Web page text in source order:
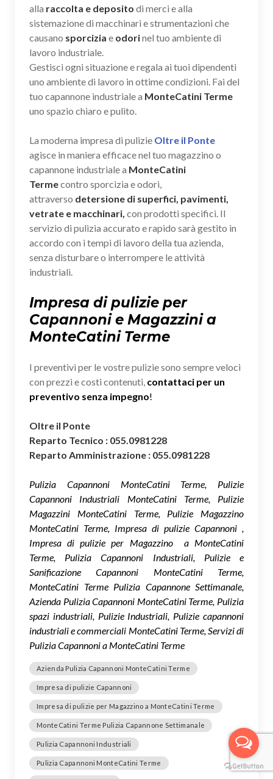
alla raccolta e deposito di merci e alla
sistemazione di macchinari e strumentazioni che
causano sporcizia e odorinel tuo ambiente di
lavoro industriale.
Gestisci ogni situazione e regala ai tuoi dipendenti
uno ambiente di lavoro in ottime condizioni. Fai del
tuo capannone industriale a MonteCatini Terme
uno spazio chiaro e pulito.
La moderna impresa di pulizie Oltre il Ponte
agisce in maniera efficace nel tuo magazzino o
capannone industriale a MonteCatini
Termecontro sporcizia e odori,
attraverso detersione di superfici, pavimenti,
vetrate e macchinari, con prodotti specifici. Il
servizio di pulizia accurato e rapido sarà gestito in
accordo con i tempi di lavoro della tua azienda,
senza disturbare o interrompere le attività
industriali.
Impresa di pulizie per
Capannoni e Magazzini a
MonteCatini Terme
I preventivi per le vostre pulizie sono sempre veloci
con prezzi e costi contenuti, contattaci per un
preventivo senza impegno!
Oltre il Ponte
Reparto Tecnico : 055.0981228
Reparto Amministrazione : 055.0981228
Pulizia Capannoni MonteCatini Terme, Pulizie
Capannoni Industriali MonteCatini Terme, Pulizie
Magazzini MonteCatini Terme, Pulizie Magazzino
MonteCatini Terme, Impresa di pulizie Capannoni ,
Impresa di pulizie per Magazzino a MonteCatini
Terme, Pulizia Capannoni Industriali, Pulizie e
Sanificazione Capannoni MonteCatini Terme,
MonteCatini Terme Pulizia Capannone Settimanale,
Azienda Pulizia Capannoni MonteCatini Terme, Pulizia
spazi industriali, Pulizie Industriali, Pulizie capannoni
industriali e commerciali MonteCatini Terme, Servizi di
Pulizia Capannoni a MonteCatini Terme
Azienda Pulizia Capannoni MonteCatini Terme
Impresa di pulizie Capannoni
Impresa di pulizie per Magazzino a MonteCatini Terme
MonteCatini Terme Pulizia Capannone Settimanale
Pulizia Capannoni Industriali
Pulizia Capannoni MonteCatini Terme